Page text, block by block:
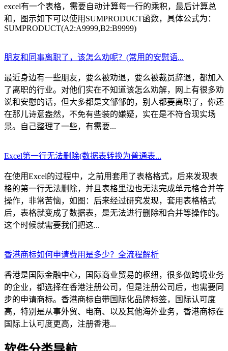
excel有一个表格，需要自动计算每一行的乘积，最后计算总
和，图示如下可以使用SUMPRODUCT函数，具体公式为：
SUMPRODUCT(A2:A9999,B2:B9999)
朋友和同事离职了，该怎么劝呢？(常用的安慰语...
最近身边有一些朋友，要么被劝退，要么被裁员辞退，都加入
了离职的行业。对他们实在不知道该怎么劝解，网上有很多劝
说和安慰的话，但大多都是文邹邹的，别人都要离职了，你还
在那儿诗意盎然，不免有些装的嫌疑，实在是不符合现实场
景。自己整理了一些，有需要...
Excel第一行无法删除(数据表转换为普通表...
在使用Excel的过程中，之前用套用了表格格式，后来发现表
格的第一行无法删除，并且表格里边也无法完成单元格合并等
操作，非常苦恼，如图：后来经过研究发现，套用表格格式
后，表格就变成了数据表，是无法进行删除和合并等操作的。
这个时候就需要我们把这...
香港商标如何申请费用是多少？全流程解析
香港是国际金融中心，国际商业贸易的枢纽，很多做跨境业务
的企业，都选择在香港注册公司，但是注册公司后，也需要同
步的申请商标。香港商标自带国际化品牌标签，国际认可度
高，特别是从事外贸、电商、以及其他海外业务，香港商标在
国际上认可度更高，注册香港...